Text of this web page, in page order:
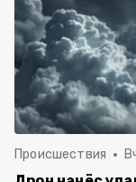
Происшествия